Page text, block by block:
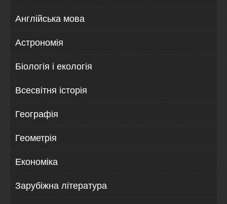
Англійська мова
Астрономія
Біологія і екологія
Всесвітня історія
Географія
Геометрія
Економіка
Зарубіжна література